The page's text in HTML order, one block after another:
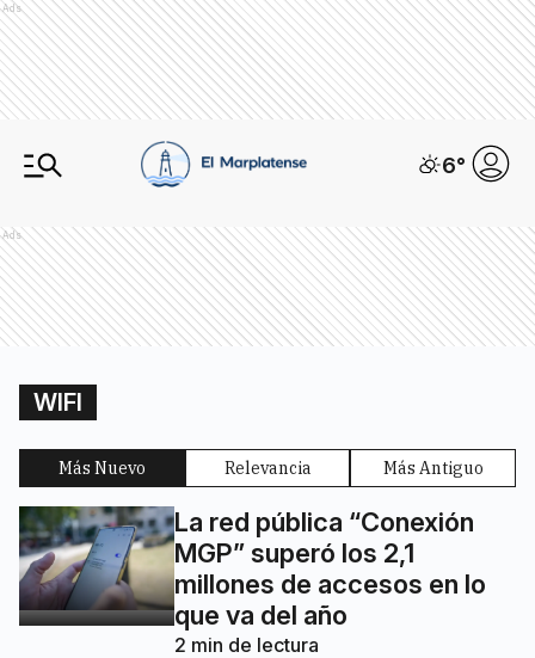
Ads
6°
Ads
WIFI
Más Nuevo Relevancia Más Antiguo
La red pública “Conexión
MGP” superó los 2,1
millones de accesos en lo
que va del año
2 min de lectura